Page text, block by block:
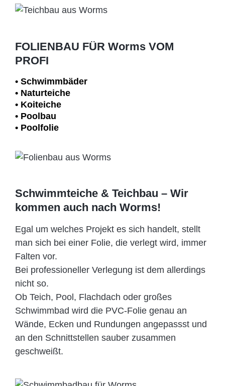
FOLIENBAU FÜR Worms VOM
PROFI
• Schwimm­bäder
• Naturteiche
• Koiteiche
• Poolbau
• Poolfolie
Schwimmteiche & Teichbau – Wir
kommen auch nach Worms!
Egal um welches Projekt es sich handelt, stellt
man sich bei einer Folie, die verlegt wird, immer
Falten vor.
Bei professioneller Verlegung ist dem allerdings
nicht so.
Ob Teich, Pool, Flachdach oder großes
Schwimmbad wird die PVC-Folie genau an
Wände, Ecken und Rundungen angepassst und
an den Schnittstellen sauber zusammen
geschweißt.